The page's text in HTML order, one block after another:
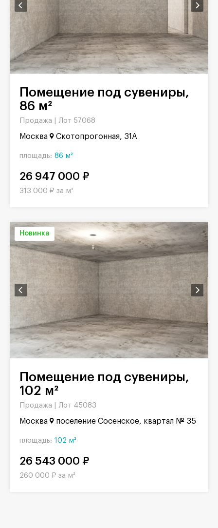
Помещение под сувениры,
86 м²
Продажа | Лот 57068
Москва Скотопрогонная, 31А
площадь: 86 м²
26 947 000 ₽
313 000 ₽ за м²
Новинка
Помещение под сувениры,
102 м²
Продажа | Лот 45083
Москва поселение Сосенское, квартал № 35
площадь: 102 м²
26 543 000 ₽
260 000 ₽ за м²